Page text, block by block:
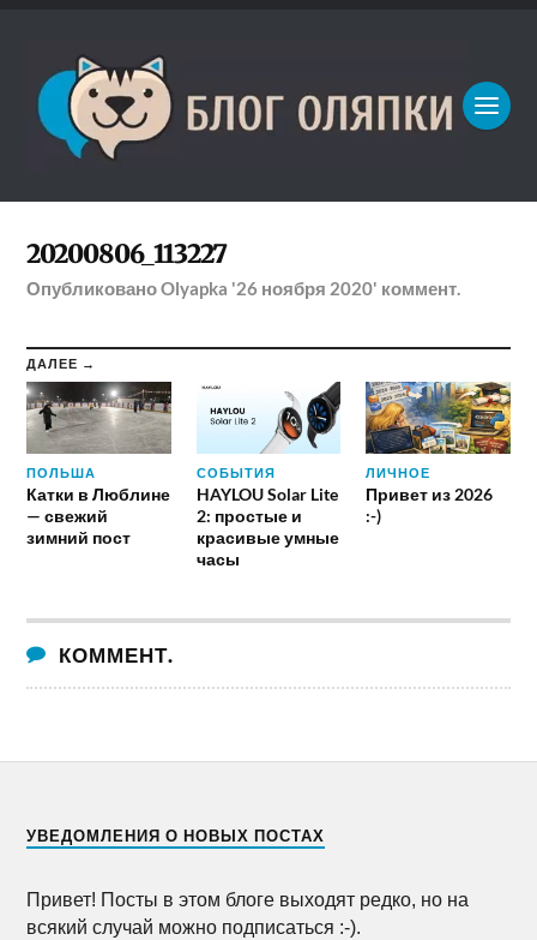
20200806_113227
ОпубликованоOlyapka '26 ноября 2020' коммент.
ДАЛЕЕ →
ПОЛЬША
Катки в Люблине
— свежий
зимний пост
СОБЫТИЯ
HAYLOU Solar Lite
2: простые и
красивые умные
часы
ЛИЧНОЕ
Привет из 2026
:-)
КОММЕНТ.
УВЕДОМЛЕНИЯ О НОВЫХ ПОСТАХ
Привет! Посты в этом блоге выходят редко, но на
всякий случай можно подписаться :-).